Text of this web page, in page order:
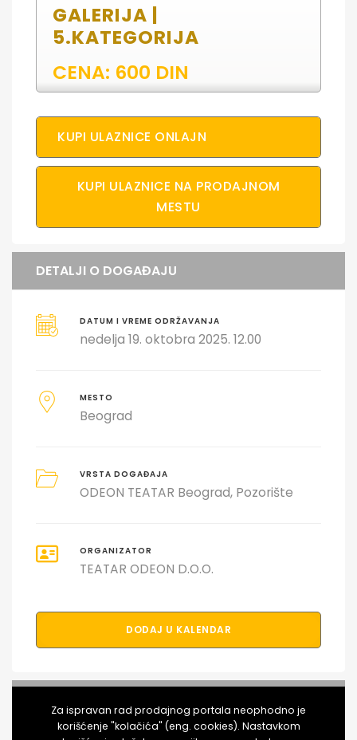
GALERIJA |
5.KATEGORIJA
CENA: 600 DIN
KUPI ULAZNICE ONLAJN
KUPI ULAZNICE NA PRODAJNOM
MESTU
DETALJI O DOGAĐAJU
DATUM I VREME ODRŽAVANJA
nedelja 19. oktobra 2025. 12.00
MESTO
Beograd
VRSTA DOGAĐAJA
ODEON TEATAR Beograd Pozorište
ORGANIZATOR
TEATAR ODEON D.O.O.
DODAJ U KALENDAR
Za ispravan rad prodajnog portala neophodno je
korišćenje "kolačića" (eng. cookies). Nastavkom